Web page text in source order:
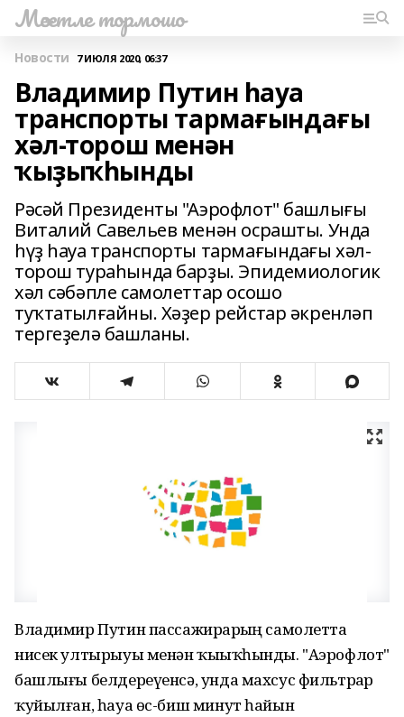
Мәсетле тормошо
Новости 7 ИЮЛЯ 2020, 06:37
Владимир Путин һауа
транспорты тармағындағы
хәл-торош менән
ҡыҙыҡһынды
Рәсәй Президенты "Аэрофлот" башлығы
Виталий Савельев менән осрашты. Унда
һүҙ һауа транспорты тармағындағы хәл-
торош тураһында барҙы. Эпидемиологик
хәл сәбәпле самолеттар осошо
туҡтатылғайны. Хәҙер рейстар әкренләп
тергеҙелә башланы.
Владимир Путин пассажирҙарҙың самолетта
нисек ултырыуы менән ҡыҙыҡһынды. "Аэрофлот"
башлығы белдереүенсә, унда махсус фильтрҙар
ҡуйылған, һауа өс-биш минут һайын